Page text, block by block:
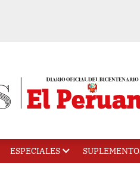
ESPECIALES